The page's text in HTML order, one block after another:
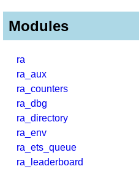
Modules
ra
ra_aux
ra_counters
ra_dbg
ra_directory
ra_env
ra_ets_queue
ra_leaderboard